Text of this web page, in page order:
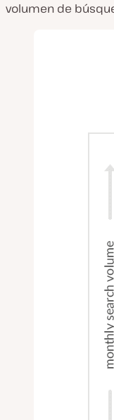
volumen de